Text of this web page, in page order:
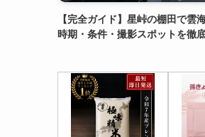
【完全ガイド】星峠の棚田で雲
時期・条件・撮影スポットを徹